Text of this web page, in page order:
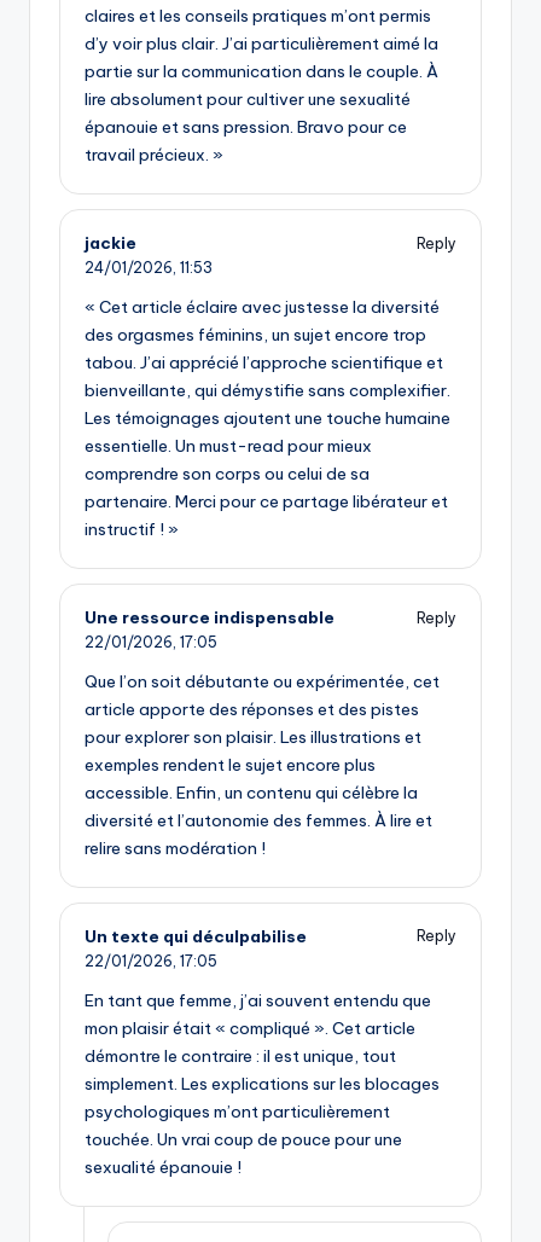
claires et les conseils pratiques m’ont permis
d’y voir plus clair. J’ai particulièrement aimé la
partie sur la communication dans le couple. À
lire absolument pour cultiver une sexualité
épanouie et sans pression. Bravo pour ce
travail précieux. »
jackie
Reply
24/01/2026, 11:53
« Cet article éclaire avec justesse la diversité
des orgasmes féminins, un sujet encore trop
tabou. J’ai apprécié l’approche scientifique et
bienveillante, qui démystifie sans complexifier.
Les témoignages ajoutent une touche humaine
essentielle. Un must-read pour mieux
comprendre son corps ou celui de sa
partenaire. Merci pour ce partage libérateur et
instructif ! »
Une ressource indispensable
Reply
22/01/2026, 17:05
Que l’on soit débutante ou expérimentée, cet
article apporte des réponses et des pistes
pour explorer son plaisir. Les illustrations et
exemples rendent le sujet encore plus
accessible. Enfin, un contenu qui célèbre la
diversité et l’autonomie des femmes. À lire et
relire sans modération !
Un texte qui déculpabilise
Reply
22/01/2026, 17:05
En tant que femme, j’ai souvent entendu que
mon plaisir était « compliqué ». Cet article
démontre le contraire : il est unique, tout
simplement. Les explications sur les blocages
psychologiques m’ont particulièrement
touchée. Un vrai coup de pouce pour une
sexualité épanouie !